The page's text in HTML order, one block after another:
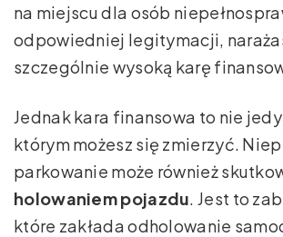
na miejscu dla osób
odpowiedniej legitymacji,
szczególnie wysoką karę
Jednak kara finansowa to nie
którym możesz się zmierzyć.
parkowanie może również
holowaniem pojazdu. Jest to
które zakłada odholowanie